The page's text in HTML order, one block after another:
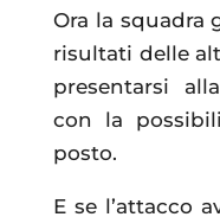
Ora la squadra
risultati delle
presentarsi
con la
posto.
E se l’attacco